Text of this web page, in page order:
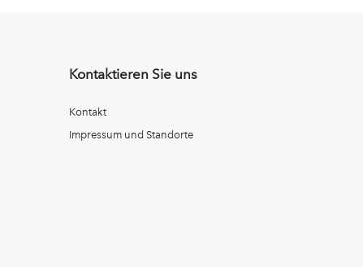
Kontaktieren Sie uns
Kontakt
Impressum und Standorte